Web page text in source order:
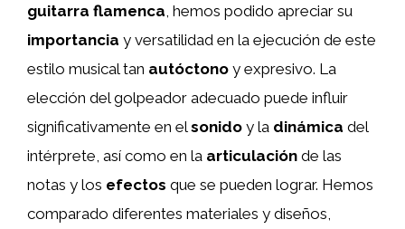
guitarra flamenca , hemos podido apreciar su
importancia y versatilidad en la ejecución de este
estilo musical tan autóctono y expresivo. La
elección del golpeador adecuado puede influir
significativamente en elsonido y la dinámica del
intérprete, así como en la articulación de las
notas y los efectos que se pueden lograr. Hemos
comparado diferentes materiales y diseños,